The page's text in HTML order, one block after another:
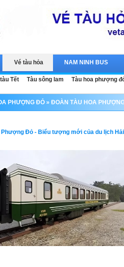
Vé tàu hỏa
Tết Tàu sông lam Tàu hoa phượng
NAM NINH BUS
PHƯỢNG ĐỎ » ĐOÀN TÀU HOA
Đỏ - Biểu tượng mới của du lịch